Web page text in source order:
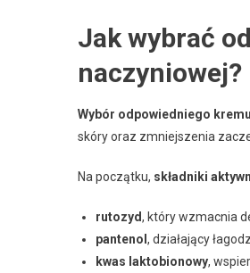
Jak wybrać
naczyniowej?
Wybór odpowiedniego
skóry oraz zmniejszenia
Na początku, składniki
rutozyd, który wzmacnia
pantenol , działający
kwas laktobionowy,